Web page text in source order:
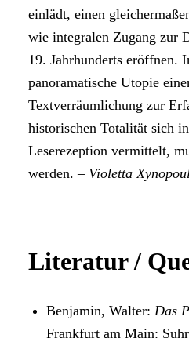
einlädt, einen
wie integralen Zugang zur
19. Jahrhunderts eröffnen.
panoramatische Utopie
Textverräumlichung zur
historischen Totalität sich
Leserezeption vermittelt,
werden. – Violetta
Literatur /
Benjamin, Walter: Das
Frankfurt am Main: